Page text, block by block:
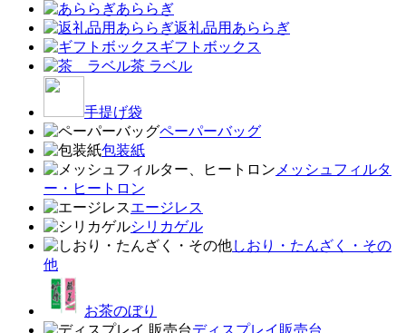
あららぎ
返礼品用あららぎ
ギフトボックス
茶 ラベル
手提げ袋
ペーパーバッグ
包装紙
メッシュフィルタ
ー・ヒートロン
エージレス
シリカゲル
しおり・たんざく・その
他
お茶のぼり
ディスプレイ販売台